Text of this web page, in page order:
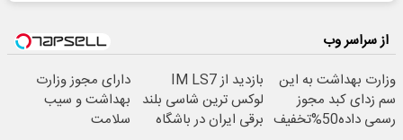
از سراسر وب
وزارت بهداشت به این
سم زدای کبد مجوز
رسمی داده50%تخفیف
بازدید از IM LS7
لوکس ترین شاسی بلند
برقی ایران در باشگاه
دارای مجوز وزارت
بهداشت و سیب
سلامت